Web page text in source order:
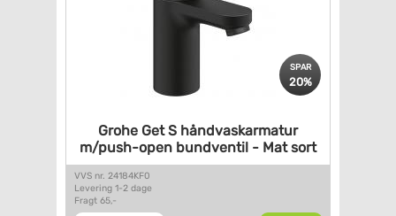
SPAR
20%
Grohe Get S håndvaskarmatur
m/push-open bundventil - Matsort
VVS nr. 24184KF0
Levering 1-2 dage
Fragt 65,-